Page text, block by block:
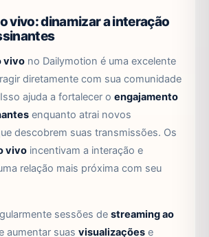
vivo: dinamizar a interação
vivo no Dailymotion é uma excelente
diretamente com sua comunidade
ajuda a fortalecer o engajamento
enquanto atrai novos
descobrem suas transmissões. Os
vivo incentivam a interação e
relação mais próxima com seu
sessões de streaming ao
aumentar suas visualizações e